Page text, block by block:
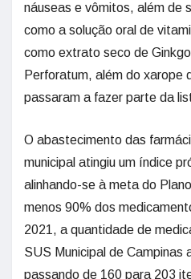
náuseas e vômitos, além de
como a solução oral de
como extrato seco de
Perforatum, além do xarope
passaram a fazer parte da
O abastecimento das
municipal atingiu um índice
alinhando-se à meta do
menos 90% dos
2021, a quantidade de
SUS Municipal de Campinas
passando de 160 para 203